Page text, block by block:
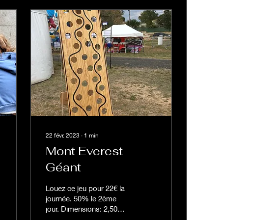
22 févr. 2023 ∙ 1 min
Mont Everest
Géant
Louez ce jeu pour 22€ la
journée. 50% le 2ème
jour. Dimensions: 2,50m x